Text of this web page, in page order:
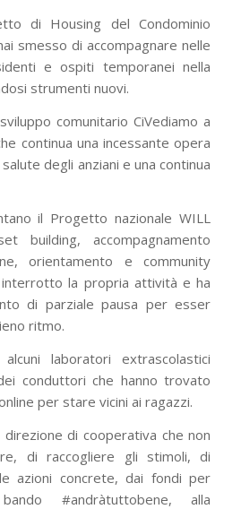
di Housing del Condominio
smesso di accompagnare nelle
e ospiti temporanei nella
strumenti nuovi.
comunitario CiVediamo a
continua una incessante opera
degli anziani e una continua
il Progetto nazionale WILL
building, accompagnamento
orientamento e community
la propria attività e ha
di parziale pausa per esser
ritmo.
laboratori extrascolastici
conduttori che hanno trovato
per stare vicini ai ragazzi.
di cooperativa che non
di raccogliere gli stimoli, di
azioni concrete, dai fondi per
#andràtuttobene, alla